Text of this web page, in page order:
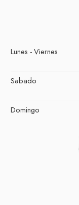
Lunes - Viernes
Sabado
Domingo